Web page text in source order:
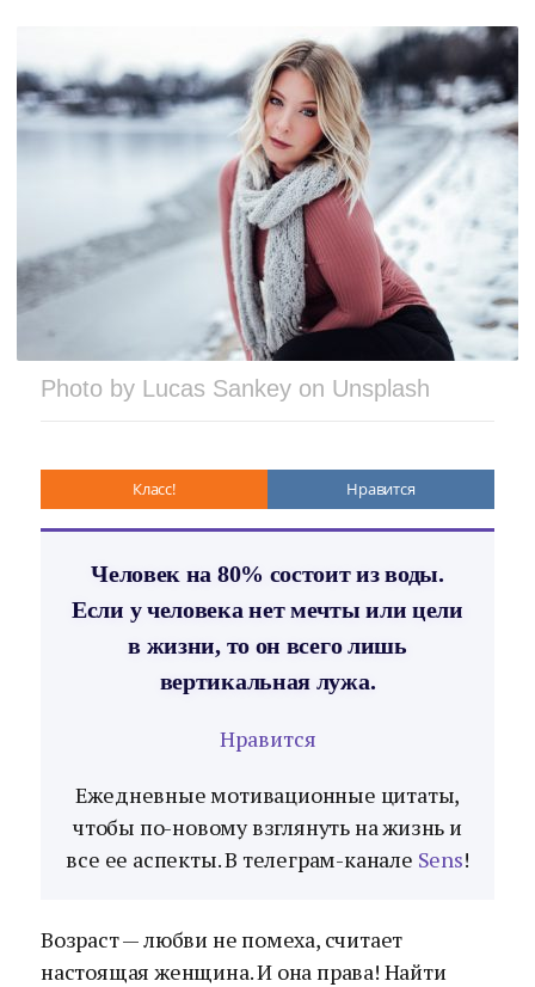
Photo by Lucas Sankey on Unsplash
Класс! Нравится
Человек на 80% состоит из воды.
Если у человека нет мечты или цели
в жизни, то он всего лишь
вертикальная лужа.
Нравится
Ежедневные мотивационные цитаты,
чтобы по-новому взглянуть на жизнь и
все ее аспекты. В телеграм-канале Sens!
Возраст — любви не помеха, считает
настоящая женщина. И она права! Найти